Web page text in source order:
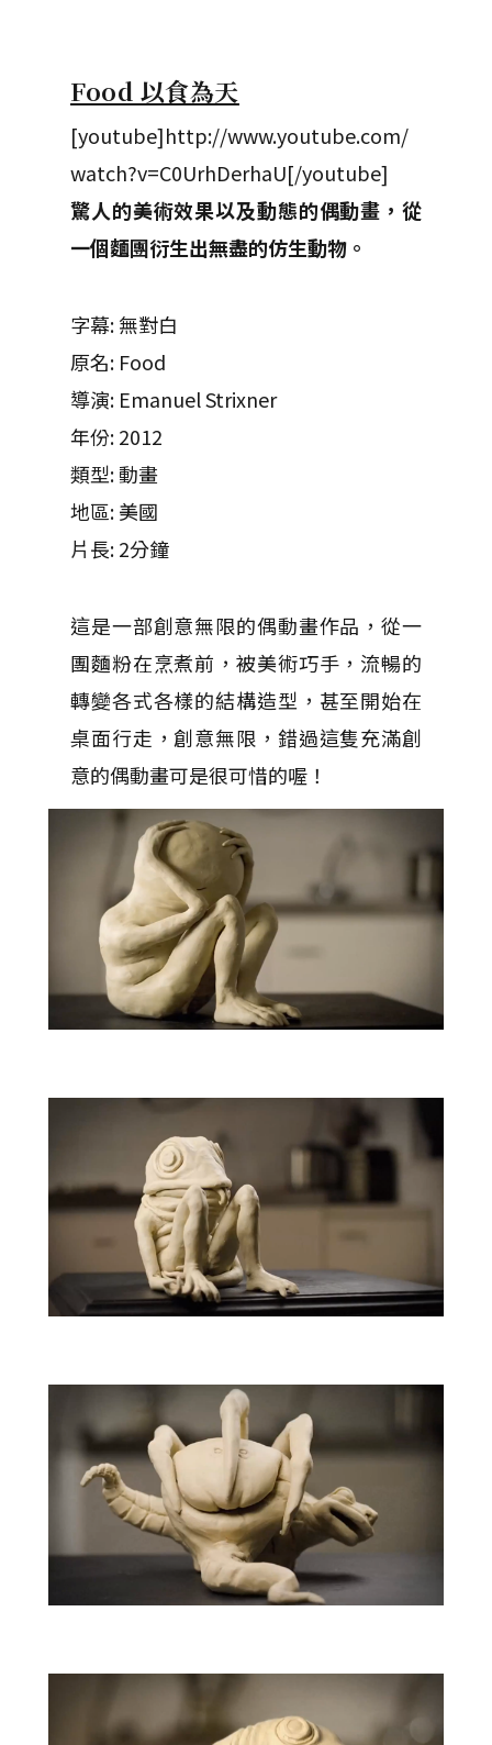
Food 以食為天
[youtube]http://www.youtube.com/
watch?v=C0UrhDerhaU[/youtube]
驚人的美術效果以及動態的偶動畫，從
一個麵團衍生出無盡的仿生動物。
字幕: 無對白
原名: Food
導演: Emanuel Strixner
年份: 2012
類型: 動畫
地區: 美國
片長: 2分鐘
這是一部創意無限的偶動畫作品，從一
團麵粉在烹煮前，被美術巧手，流暢的
轉變各式各樣的結構造型，甚至開始在
桌面行走，創意無限，錯過這隻充滿創
意的偶動畫可是很可惜的喔！